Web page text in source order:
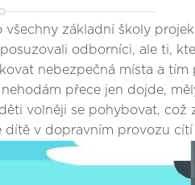
základní školy
odborníci, ale ti,
nebezpečná místa a
přece jen dojde,
volněji se pohybovat,
v dopravním provozu